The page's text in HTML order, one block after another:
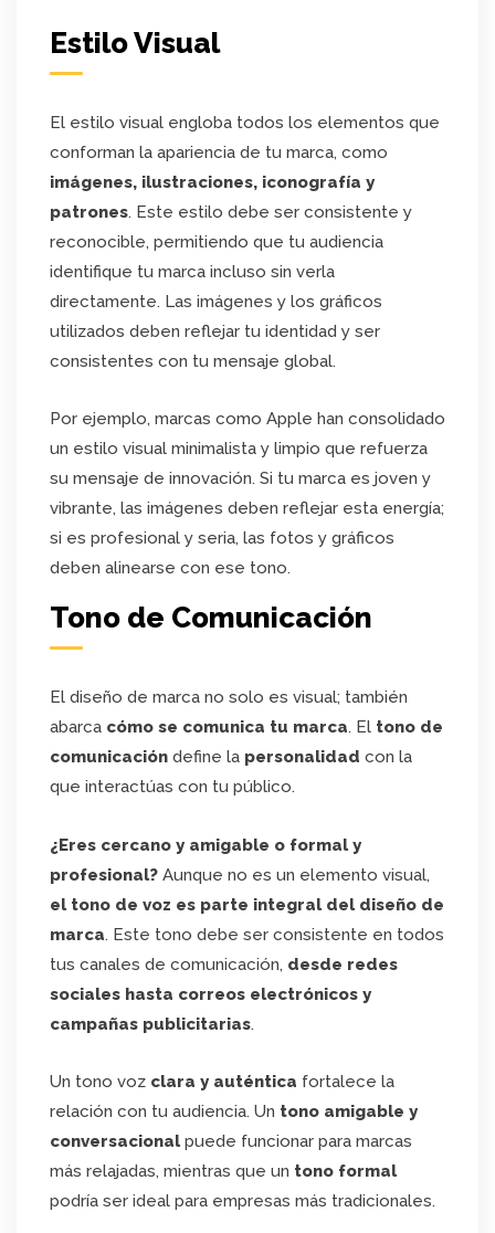
Estilo Visual
El estilo visual engloba todos los elementos que
conforman la apariencia de tu marca, como
imágenes, ilustraciones, iconografía y
patrones. Este estilo debe ser consistente y
reconocible, permitiendo que tu audiencia
identifique tu marca incluso sin verla
directamente. Las imágenes y los gráficos
utilizados deben reflejar tu identidad y ser
consistentes con tu mensaje global.
Por ejemplo, marcas como Apple han consolidado
un estilo visual minimalista y limpio que refuerza
su mensaje de innovación. Si tu marca es joven y
vibrante, las imágenes deben reflejar esta energía;
si es profesional y seria, las fotos y gráficos
deben alinearse con ese tono.
Tono de Comunicación
El diseño de marca no solo es visual; también
abarca cómo se comunica tu marca. El tono de
comunicación define la personalidad con la
que interactúas con tu público.
¿Eres cercano y amigable o formal y
profesional? Aunque no es un elemento visual,
el tono de voz es parte integral del diseño de
marca. Este tono debe ser consistente en todos
tus canales de comunicación, desde redes
sociales hasta correos electrónicos y
campañas publicitarias.
Un tono voz clara y auténtica fortalece la
relación con tu audiencia. Un tono amigable y
conversacionalpuede funcionar para marcas
más relajadas, mientras que un tono formal
podría ser ideal para empresas más tradicionales.